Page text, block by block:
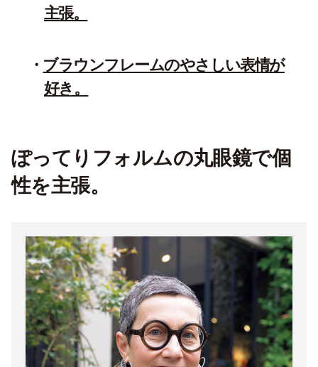
主張。
ブラウンフレームのやさしい表情が
好き。
ぽってりフォルムの丸眼鏡で個
性を主張。